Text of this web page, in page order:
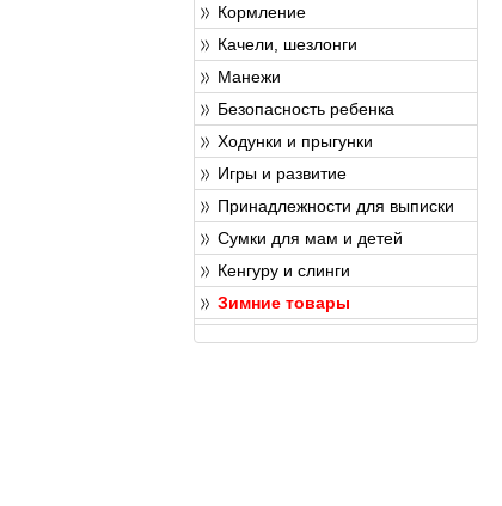
Кормление
Качели, шезлонги
Манежи
Безопасность ребенка
Ходунки и прыгунки
Игры и развитие
Принадлежности для выписки
Сумки для мам и детей
Кенгуру и слинги
Зимние товары